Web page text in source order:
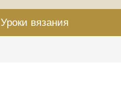
Уроки вязания